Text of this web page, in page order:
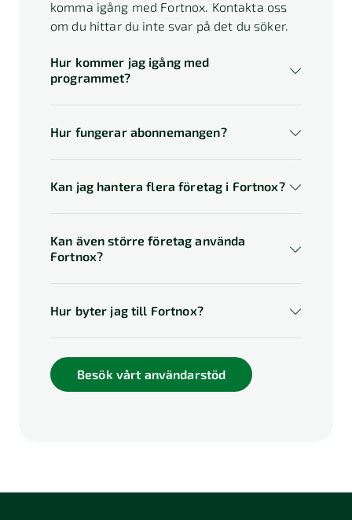
komma igång med Fortnox. Kontakta oss
om du hittar du inte svar på det du söker.
Hur kommer jag igång med
programmet?
Hur fungerar abonnemangen?
Kan jag hantera flera företag i Fortnox?
Kan även större företag använda
Fortnox?
Lösningar för större företag ›
Hur byter jag till Fortnox?
Läs mer om hur du byter till
Besök vårt användarstöd